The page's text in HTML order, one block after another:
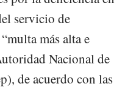
servicio de
más alta e
Nacional de
de acuerdo con las